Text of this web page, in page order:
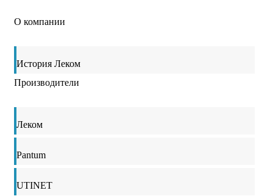
О компании
История Леком
Производители
Леком
Pantum
UTINET